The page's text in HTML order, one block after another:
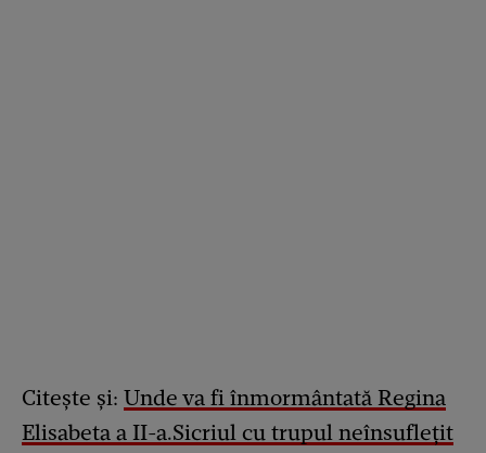
Citește și: Unde va fi înmormântată Regina
Elisabeta a II-a.Sicriul cu trupul neînsuflețit